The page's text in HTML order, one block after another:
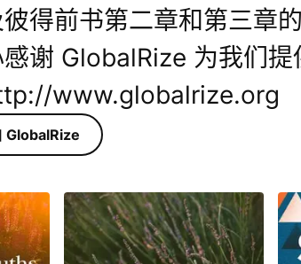
得前书第二章和第三章的
谢 GlobalRize 为我们
www.globalrize.org
GlobalRize